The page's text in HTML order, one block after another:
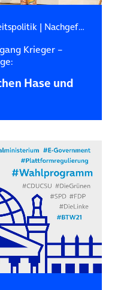
| Nachgefragt! Auf ein Wort mit…
Krieger –
Hase und